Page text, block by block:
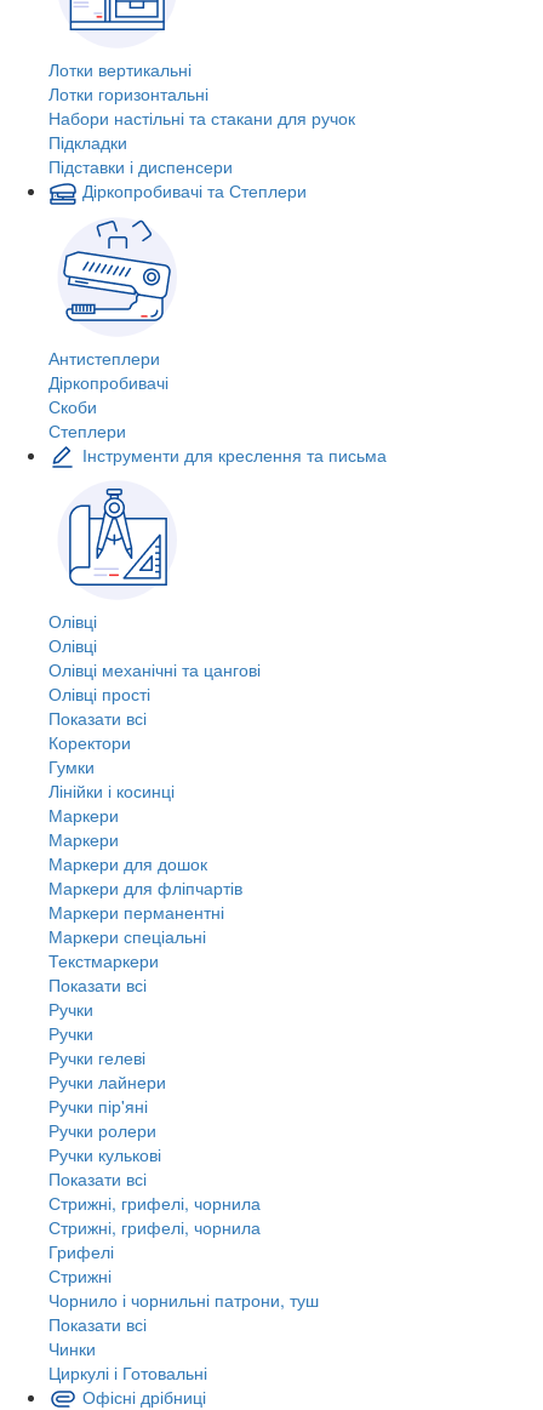
Лотки вертикальні
Лотки горизонтальні
Набори настільні та стакани для ручок
Підкладки
Підставки і диспенсери
Діркопробивачі та Степлери
Антистеплери
Діркопробивачі
Скоби
Степлери
Інструменти для креслення та письма
Олівці
Олівці
Олівці механічні та цангові
Олівці прості
Показати всі
Коректори
Гумки
Лінійки і косинці
Маркери
Маркери
Маркери для дошок
Маркери для фліпчартів
Маркери перманентні
Маркери спеціальні
Текстмаркери
Показати всі
Ручки
Ручки
Ручки гелеві
Ручки лайнери
Ручки пір'яні
Ручки ролери
Ручки кулькові
Показати всі
Стрижні, грифелі, чорнила
Стрижні, грифелі, чорнила
Грифелі
Стрижні
Чорнило і чорнильні патрони, туш
Показати всі
Чинки
Циркулі і Готовальні
Офісні дрібниці